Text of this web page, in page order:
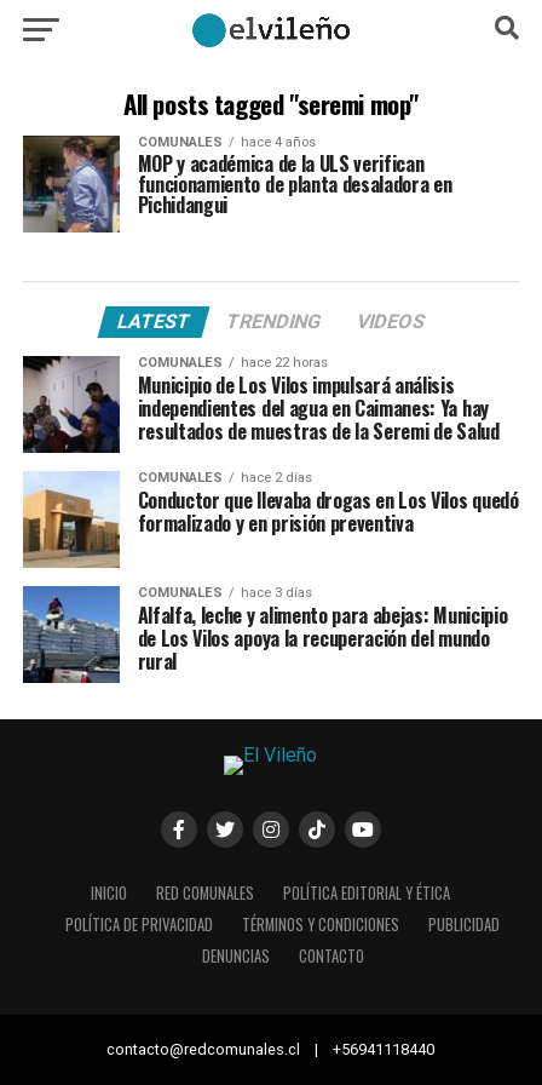
All posts tagged "seremi mop"
COMUNALES hace 4 años
MOP y académica de la ULS verifican
funcionamiento de planta desaladora en
Pichidangui
LATEST TRENDING VIDEOS
COMUNALES hace 22 horas
Municipio de Los Vilos impulsará análisis
independientes del agua en Caimanes: Ya hay
resultados de muestras de la Seremi de Salud
COMUNALES hace 2 días
Conductor que llevaba drogas en Los Vilos quedó
formalizado y en prisión preventiva
COMUNALES hace 3 días
Alfalfa, leche y alimento para abejas: Municipio
de Los Vilos apoya la recuperación del mundo
rural
INICIO RED COMUNALES
POLÍTICA EDITORIAL Y ÉTICA
POLÍTICA DE PRIVACIDAD
TÉRMINOS Y CONDICIONES
PUBLICIDAD
DENUNCIAS
CONTACTO
contacto@redcomunales.cl | +56941118440